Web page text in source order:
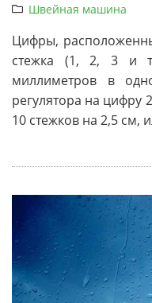
Швейная машина
Цифры,
стежка (1, 2, 3 и т.
миллиметров в
регулятора на цифру
10 стежков на 2,5 см,